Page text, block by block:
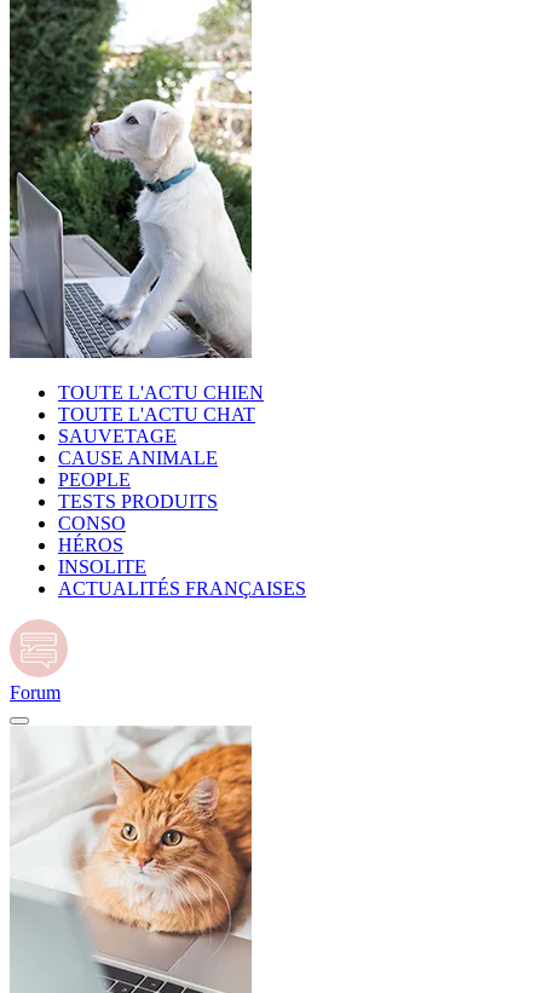
TOUTE L'ACTU CHIEN
TOUTE L'ACTU CHAT
SAUVETAGE
CAUSE ANIMALE
PEOPLE
TESTS PRODUITS
CONSO
HÉROS
INSOLITE
ACTUALITÉS FRANÇAISES
Forum